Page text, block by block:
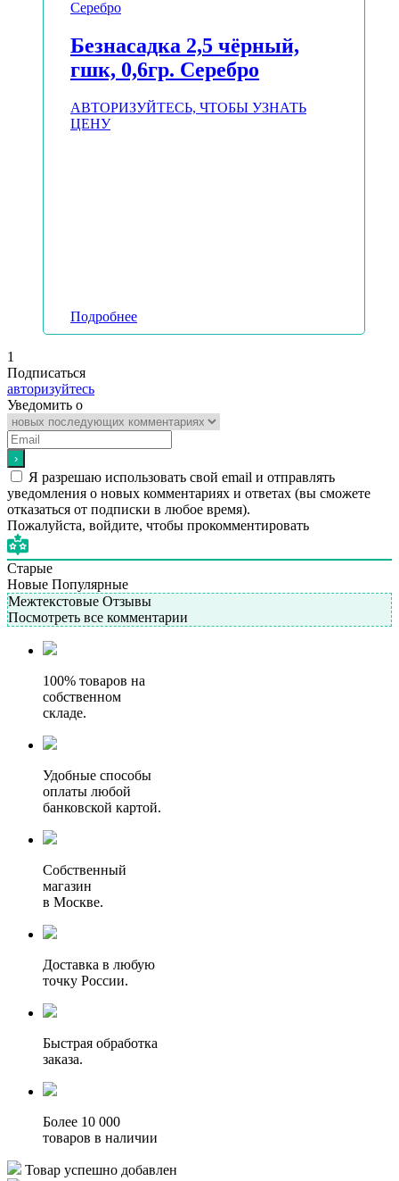
Безнасадка 2,5 чёрный,
гшк, 0,6гр. Серебро
АВТОРИЗУЙТЕСЬ, ЧТОБЫ УЗНАТЬ
ЦЕНУ
Подробнее
1
Подписаться
авторизуйтесь
Уведомить о
Я разрешаю использовать свой email и отправлять
уведомления о новых комментариях и ответах (вы cможете
отказаться от подписки в любое время).
Пожалуйста, войдите, чтобы прокомментировать
Старые
Новые Популярные
Межтекстовые Отзывы
Посмотреть все комментарии
100% товаров на
собственном
складе.
Удобные способы
оплаты любой
банковской картой.
Собственный
магазин
в Москве.
Доставка в любую
точку России.
Быстрая обработка
заказа.
Более 10 000
товаров в наличии
Товар успешно добавлен